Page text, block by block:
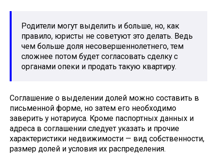
Родители могут выделить и больше, но, как
правило, юристы не советуют это делать. Ведь
чем больше доля несовершеннолетнего, тем
сложнее потом будет согласовать сделку с
органами опеки и продать такую квартиру.
Соглашение о выделении долей можно составить в
письменной форме, но затем его необходимо
заверить у нотариуса. Кроме паспортных данных и
адреса в соглашении следует указать и прочие
характеристики недвижимости — вид собственности,
размер долей и условия их распределения.